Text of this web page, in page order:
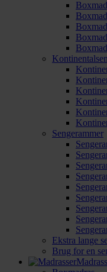
Sengerammer
Ekstra lange
Brug for en